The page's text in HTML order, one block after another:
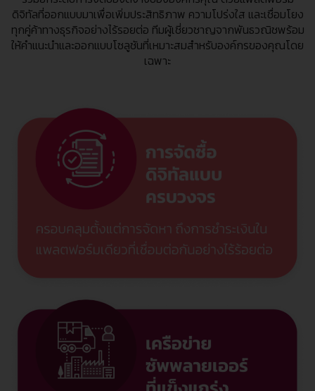
ดิจิทัลที่ออกแบบมาเพื่อเพิ่มประสิทธิภาพ ความโปร่งใส และเชื่อมโยง
ทุกคู่ค้าทางธุรกิจอย่างไร้รอยต่อ ทีมผู้เชี่ยวชาญจากพันธวณิชพร้อม
ให้คำแนะนำและออกแบบโซลูชันที่เหมาะสมสำหรับองค์กรของคุณโดย
เฉพาะ